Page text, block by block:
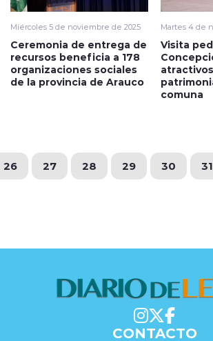
Miércoles 5 de noviembre de 2025
Ceremonia de entrega de
recursos beneficia a 178
organizaciones sociales
de la provincia de Arauco
Martes 4 de
Visita
comuna
26 27 28 29 30 31
CONTACTO